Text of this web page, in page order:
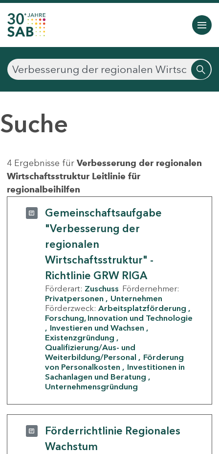
Suche
4 Ergebnisse für Verbesserung der regionalen
Wirtschaftsstruktur Leitlinie für
regionalbeihilfen
Gemeinschaftsaufgabe
"Verbesserung der
regionalen
Wirtschaftsstruktur" -
Richtlinie GRW RIGA
Förderart: Zuschuss Fördernehmer:
Privatpersonen
Unternehmen
Förderzweck: Arbeitsplatzförderung
Forschung, Innovation und Technologie
Investieren und Wachsen
Existenzgründung
Qualifizierung/Aus- und
Weiterbildung/Personal
Förderung
von Personalkosten
Investitionen in
Sachanlagen und Beratung
Unternehmensgründung
Förderrichtlinie Regionales
Wachstum